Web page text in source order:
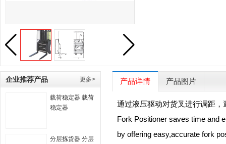
企业推荐产品 更多>
载荷稳定器 载荷
稳定器
分层拣货器 分层
产品详情 产品图片
通过液压驱动对货叉进行调距
Fork Positioner saves time and
by offering easy,accurate fork